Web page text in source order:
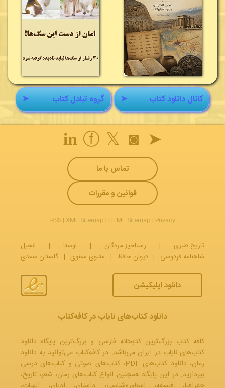
➤ گروه تبادل کتاب ➤ کانال دانلود کتاب
➤
◙
𝕏
ⓕ
𝐢𝐧
تماس با ما
قوانین و مقررات
RSS| XML Sitemap | HTML Sitemap | Privacy
تاریخ طبری | رستاخیز مردگان | اوستا |
انجیل
شاهنامه فردوسی | دیوان حافظ | مثنوی معنوی | گلستان سعدی
دانلود اپلیکیشن
دانلود کتاب‌های نایاب در کافه‌کتاب
کافه کتاب بزرگ‌ترین کتابخانه فارسی و بزرگ‌ترین پایگاه دانلود
کتاب‌های نایاب در ایران می‌باشد. در کافه‌کتاب می‌توانید به دانلود
رمان، دانلود کتاب‌های PDF، کتاب‌های صوتی و کتاب‌های درسی
بپردازید. در این پایگاه همچنین انواع کتاب‌های رمان، شعر، تاریخ،